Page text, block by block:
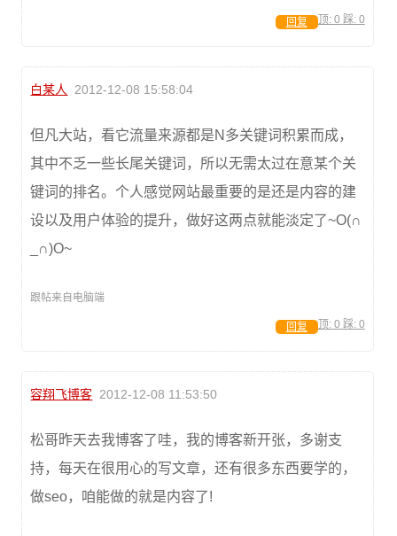
顶: 0 踩: 0
回复
白某人 2012-12-08 15:58:04
但凡大站，看它流量来源都是N多关键词积累而成，
其中不乏一些长尾关键词，所以无需太过在意某个关
键词的排名。个人感觉网站最重要的是还是内容的建
设以及用户体验的提升，做好这两点就能淡定了~O(∩
_∩)O~
跟帖来自电脑端
顶: 0 踩: 0
回复
容翔飞博客 2012-12-08 11:53:50
松哥昨天去我博客了哇，我的博客新开张，多谢支
持，每天在很用心的写文章，还有很多东西要学的，
做seo，咱能做的就是内容了!